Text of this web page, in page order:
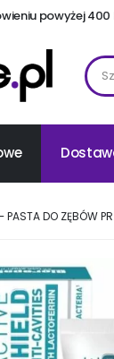
powyżej 400
PASTA DO ZĘBÓW